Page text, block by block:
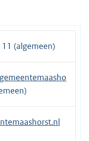
(algemeen)